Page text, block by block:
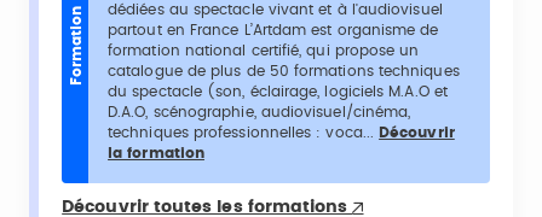
Formation
dédiées au spectacle vivant et à l'audiovisuel
partout en France L’Artdam est organisme de
formation national certifié, qui propose un
catalogue de plus de 50 formations techniques
du spectacle (son, éclairage, logiciels M.A.O et
D.A.O, scénographie, audiovisuel/cinéma,
techniques professionnelles : voca...
Découvrir
la formation
Découvrir toutes les formations